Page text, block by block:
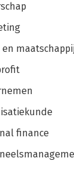
en
finance